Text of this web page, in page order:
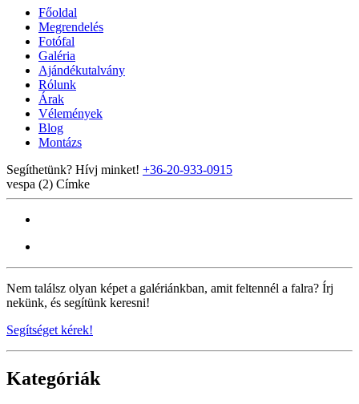
Főoldal
Megrendelés
Fotófal
Galéria
Ajándékutalvány
Rólunk
Árak
Vélemények
Blog
Montázs
Segíthetünk? Hívj minket! +36-20-933-0915
vespa (2) Címke
Nem találsz olyan képet a galériánkban, amit feltennél a falra? Írj
nekünk, és segítünk keresni!
Segítséget kérek!
Kategóriák